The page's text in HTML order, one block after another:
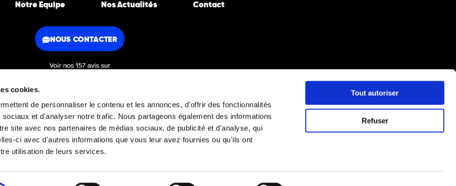
cookies.
de personnaliser le contenu et les annonces, d'offrir des fonctionnalités
et d'analyser notre trafic. Nous partageons également des informations
site avec nos partenaires de médias sociaux, de publicité et d'analyse, qui
ci avec d'autres informations que vous leur avez fournies ou qu'ils ont
utilisation de leurs services.
Tout autoriser
Refuser
Notre Equipe Nos Actualités Contact
NOUS CONTACTER
FAQMentions légales
Découvrez aussi